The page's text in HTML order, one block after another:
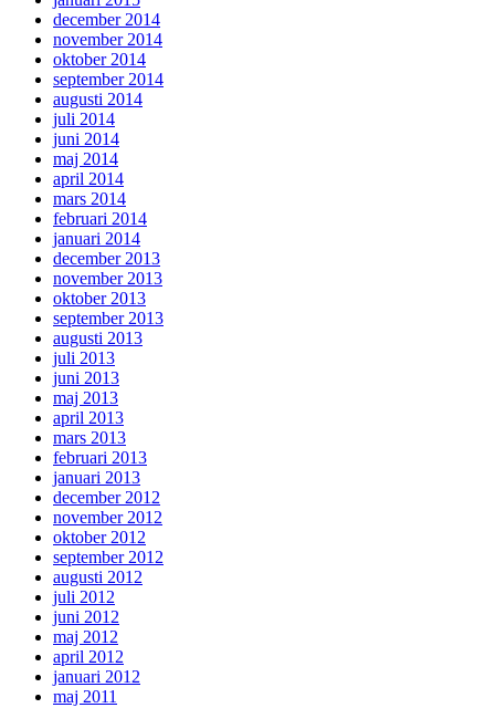
december 2014
november 2014
oktober 2014
september 2014
augusti 2014
juli 2014
juni 2014
maj 2014
april 2014
mars 2014
februari 2014
januari 2014
december 2013
november 2013
oktober 2013
september 2013
augusti 2013
juli 2013
juni 2013
maj 2013
april 2013
mars 2013
februari 2013
januari 2013
december 2012
november 2012
oktober 2012
september 2012
augusti 2012
juli 2012
juni 2012
maj 2012
april 2012
januari 2012
maj 2011